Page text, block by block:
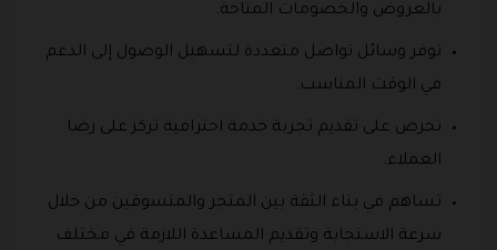
بالعروض والخصومات المتاحة.
توفر وسائل تواصل متعددة لتسهيل الوصول إلى الدعم
في الوقت المناسب.
تحرص على تقديم تجربة خدمة احترافية تركز على رضا
العملاء.
تساهم في بناء الثقة بين المتجر والمتسوقين من خلال
سرعة الاستجابة وتقديم المساعدة اللازمة في مختلف